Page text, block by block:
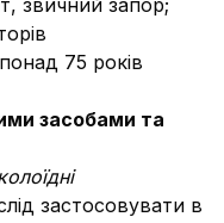
звичний запор;
75 років
засобами та
застосовувати в